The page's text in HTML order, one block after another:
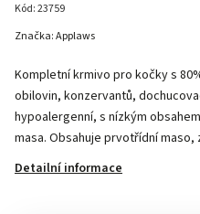
Kód:23759
Kompletní krmivo pro kočky s
obilovin, konzervantů,
hypoalergenní, s nízkým
masa. Obsahuje prvotřídní
Detailní informace
Značka:Applaws